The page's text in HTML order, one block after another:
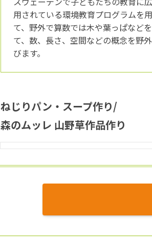
用されている環境教育プログラムを
て、野外で算数では木や葉っぱなど
て、数、長さ、空間などの概念を野
びます。
ねじりパン・スープ作り/
森のムッレ 山野草作品作り